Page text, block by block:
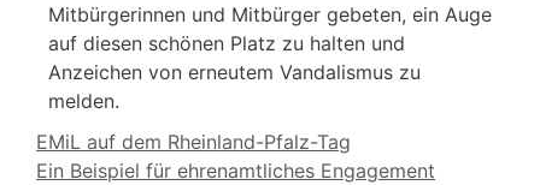
Mitbürgerinnen und Mitbürger gebeten, ein Auge
auf diesen schönen Platz zu halten und
Anzeichen von erneutem Vandalismus zu
melden.
EMiL auf dem Rheinland-Pfalz-Tag
Ein Beispiel für ehrenamtliches Engagement